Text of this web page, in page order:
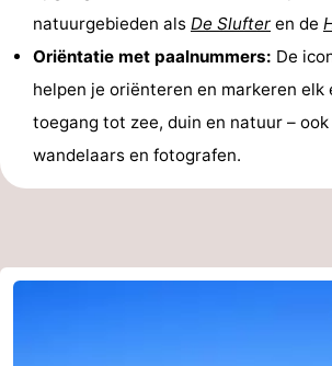
Hoogelandt
Beach
Texel
-
De
-
natuurgebieden als De Slufter en de
Oriëntatie met paalnummers: De
helpen je oriënteren en markeren elk
toegang tot zee, duin en natuur –
wandelaars en fotografen.